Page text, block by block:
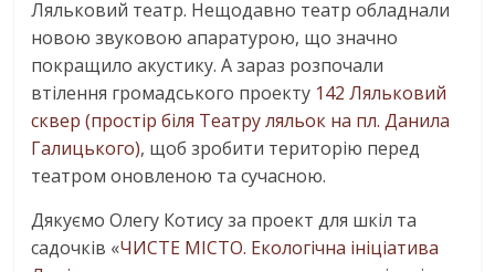
Ляльковий театр. Нещодавно театр обладнали
новою звуковою апаратурою, що значно
покращило акустику. А зараз розпочали
втілення громадського проекту 142 Ляльковий
сквер (простір біля Театру ляльок на пл. Данила
Галицького), щоб зробити територію перед
театром оновленою та сучасною.
Дякуємо Олегу Котису за проект для шкіл та
садочків «ЧИСТЕ МІСТО. Екологічна ініціатива